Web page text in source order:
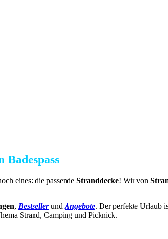
eines: die passende Stranddecke! Wir von
, Bestsellerund Angebote. Der perfekte Urlaub
Strand, Camping und Picknick.